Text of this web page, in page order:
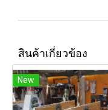
สินค้าเกี่ยวข้อง
New